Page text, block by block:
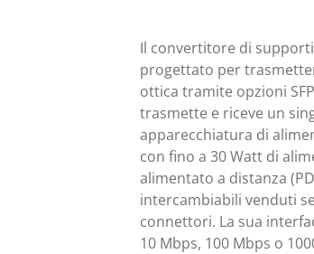
Il convertitore di supporti
progettato per
ottica tramite opzioni
trasmette e riceve un
apparecchiatura di
con fino a 30 Watt di
alimentato a distanza
intercambiabili venduti
connettori. La sua
10 Mbps, 100 Mbps o